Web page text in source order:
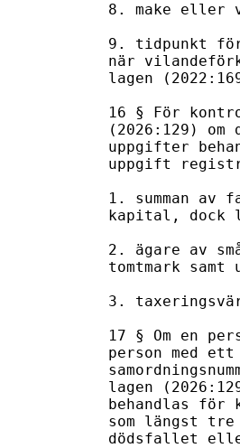
8. make eller
9. tidpunkt
när
lagen
16 § För
(2026:129)
uppgifter
uppgift
1. summan
kapital, dock
2. ägare av
tomtmark samt
3.
17 § Om en
person med
lagen
behandlas för
som längst
dödsfallet